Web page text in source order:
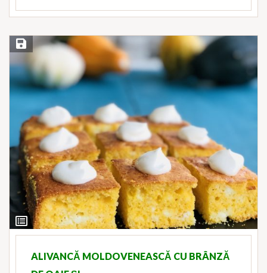
View
Ingredients
Save Recipe
ALIVANCĂ MOLDOVENEASCĂ CU BRÂNZĂ